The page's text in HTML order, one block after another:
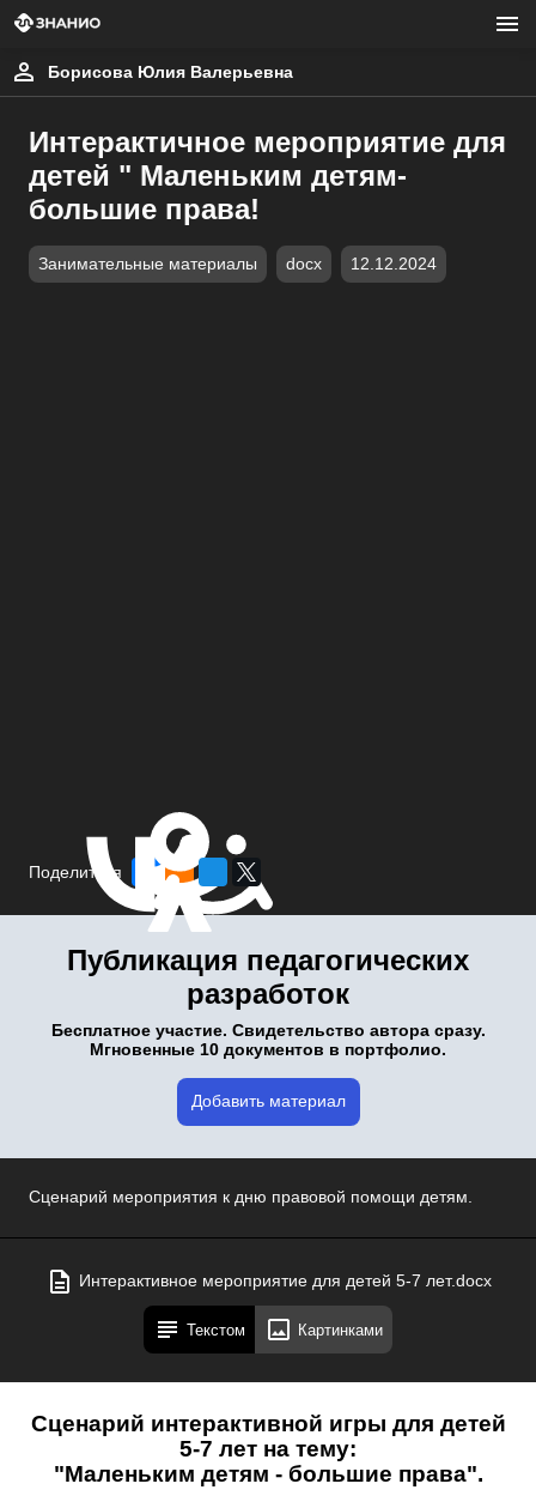
Борисова Юлия Валерьевна
Интерактичное мероприятие для
детей " Маленьким детям-
большие права!
Занимательные материалы docx 12.12.2024
Поделиться
Публикация педагогических
разработок
Бесплатное участие. Свидетельство автора сразу.
Мгновенные 10 документов в портфолио.
Добавить материал
Сценарий мероприятия к дню правовой помощи детям.
Интерактивное мероприятие для детей 5-7 лет.docx
Текстом Картинками
Сценарий интерактивной игры для детей
5-7 лет на тему:
"Маленьким детям - большие права".